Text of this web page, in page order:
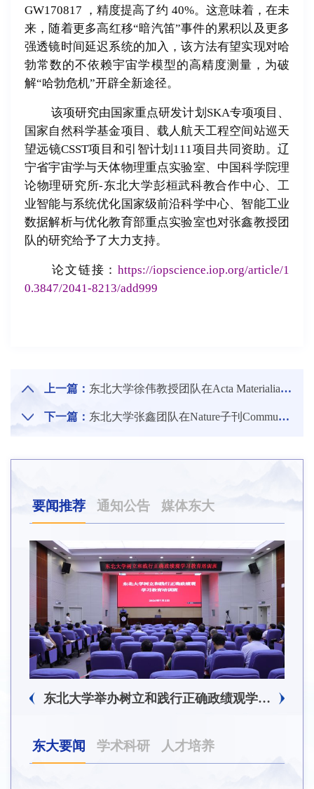
GW170817
，精度提高了约 40%。这意味着，在未
来，随着更多高红移“暗汽笛”事件的累积以及更多
强透镜时间延迟系统的加入，该方法有望实现对哈
勃常数的不依赖宇宙学模型的高精度测量，为破
解“哈勃危机”开辟全新途径。
该项研究由国家重点研发计划 SKA专项项目、
国家自然科学基金项目、载人航天工程空间站巡天
望远镜CSST项目和引智计划 111项目共同资助。辽
宁省宇宙学与天体物理重点实验室、中国科学院理
论物理研究所-东北大学彭桓武科教合作中心、工
业智能与系统优化国家级前沿科学中心、智能工业
数据解析与优化教育部重点实验室也对张鑫教授团
队的研究给予了大力支持。
论文链接： https://iopscience.iop.org/article/1
0.3847/2041-8213/add999
上一篇： 东北大学徐伟教授团队在Acta Materialia连续刊发人工智能赋能组织分析与材料开发系列文章
下一篇： 东北大学张鑫团队在Nature子刊Communications Physics发表最新研究成果
要闻推荐 通知公告 媒体东大
东北大学举办树立和践行正确政绩观学习教育培训班
东大要闻 学术科研 人才培养